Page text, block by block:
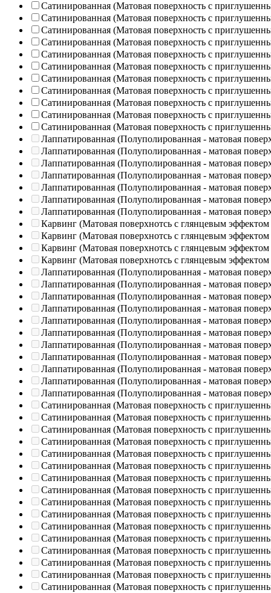
Сатинированная (Матовая поверхность с
Сатинированная (Матовая поверхность с
Сатинированная (Матовая поверхность с
Сатинированная (Матовая поверхность с
Сатинированная (Матовая поверхность с
Сатинированная (Матовая поверхность с
Сатинированная (Матовая поверхность с
Сатинированная (Матовая поверхность с
Сатинированная (Матовая поверхность с
Сатинированная (Матовая поверхность с
Сатинированная (Матовая поверхность с
Лаппатированная (Полуполированная - матовая
Лаппатированная (Полуполированная - матовая
Лаппатированная (Полуполированная - матовая
Лаппатированная (Полуполированная - матовая
Лаппатированная (Полуполированная - матовая
Лаппатированная (Полуполированная - матовая
Лаппатированная (Полуполированная - матовая
Карвинг (Матовая поверхнотсь с глянцевым эффектом
Карвинг (Матовая поверхнотсь с глянцевым эффектом
Карвинг (Матовая поверхнотсь с глянцевым эффектом
Карвинг (Матовая поверхнотсь с глянцевым эффектом
Лаппатированная (Полуполированная - матовая
Лаппатированная (Полуполированная - матовая
Лаппатированная (Полуполированная - матовая
Лаппатированная (Полуполированная - матовая
Лаппатированная (Полуполированная - матовая
Лаппатированная (Полуполированная - матовая
Лаппатированная (Полуполированная - матовая
Лаппатированная (Полуполированная - матовая
Лаппатированная (Полуполированная - матовая
Лаппатированная (Полуполированная - матовая
Лаппатированная (Полуполированная - матовая
Сатинированная (Матовая поверхность с
Сатинированная (Матовая поверхность с
Сатинированная (Матовая поверхность с
Сатинированная (Матовая поверхность с
Сатинированная (Матовая поверхность с
Сатинированная (Матовая поверхность с
Сатинированная (Матовая поверхность с
Сатинированная (Матовая поверхность с
Сатинированная (Матовая поверхность с
Сатинированная (Матовая поверхность с
Сатинированная (Матовая поверхность с
Сатинированная (Матовая поверхность с
Сатинированная (Матовая поверхность с
Сатинированная (Матовая поверхность с
Сатинированная (Матовая поверхность с
Сатинированная (Матовая поверхность с